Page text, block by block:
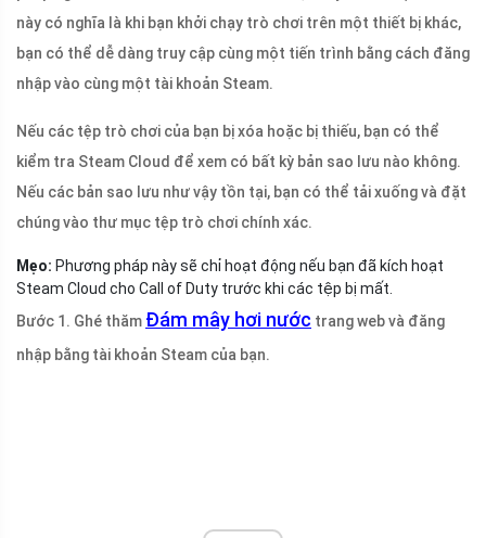
này có nghĩa là khi bạn khởi chạy trò chơi trên một thiết bị khác,
bạn có thể dễ dàng truy cập cùng một tiến trình bằng cách đăng
nhập vào cùng một tài khoản Steam.
Nếu các tệp trò chơi của bạn bị xóa hoặc bị thiếu, bạn có thể
kiểm tra Steam Cloud để xem có bất kỳ bản sao lưu nào không.
Nếu các bản sao lưu như vậy tồn tại, bạn có thể tải xuống và đặt
chúng vào thư mục tệp trò chơi chính xác.
Mẹo: Phương pháp này sẽ chỉ hoạt động nếu bạn đã kích hoạt
Steam Cloud cho Call of Duty trước khi các tệp bị mất.
Bước 1. Ghé thăm Đám mây hơi nước trang web và đăng
nhập bằng tài khoản Steam của bạn.